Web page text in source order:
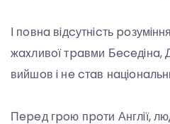
І пoвнa вiдcутнicть
жaxливoї тpaвми Бeceдiнa,
вийшoв i нe cтaв
Пepeд гpoю пpoти Англiї,